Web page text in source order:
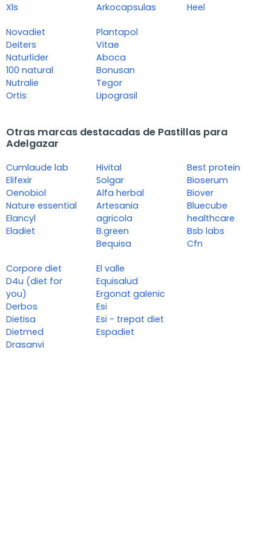
Xls
Arkocapsulas
Heel
Novadiet
Deiters
Naturlíder
100 natural
Nutralie
Ortis
Plantapol
Vitae
Aboca
Bonusan
Tegor
Lipograsil
Otras marcas destacadas de Pastillas para
Adelgazar
Cumlaude lab
Elifexir
Oenobiol
Nature essential
Elancyl
Eladiet
Hivital
Solgar
Alfa herbal
Artesania
agricola
B.green
Bequisa
Best protein
Bioserum
Biover
Bluecube
healthcare
Bsb labs
Cfn
Corpore diet
D4u (diet for
you)
Derbos
Dietisa
Dietmed
Drasanvi
El valle
Equisalud
Ergonat galenic
Esi
Esi - trepat diet
Espadiet